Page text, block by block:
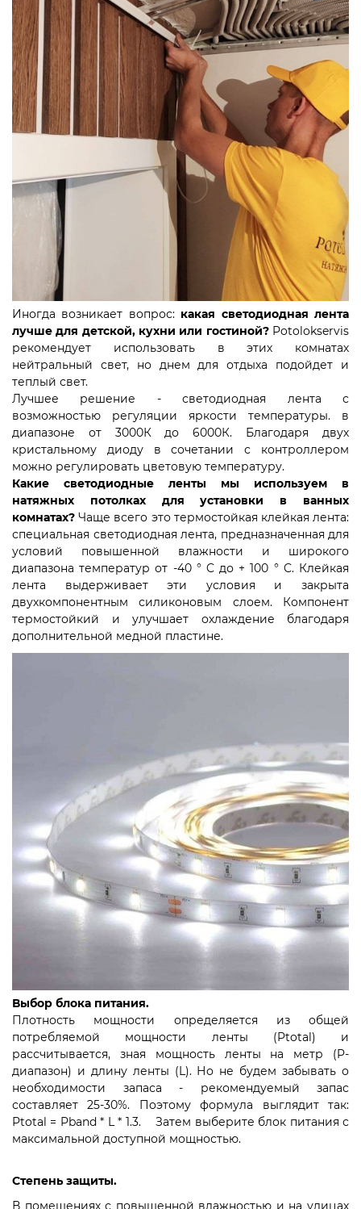
Иногда возникает вопрос: какая светодиодная лента
лучше для детской, кухни или гостиной?Potolokservis
рекомендует использовать в этих комнатах
нейтральный свет, но днем для отдыха подойдет и
теплый свет.
Лучшее решение - светодиодная лента с
возможностью регуляции яркости температуры. в
диапазоне от 3000К до 6000К. Благодаря двух
кристальному диоду в сочетании с контроллером
можно регулировать цветовую температуру.
Какие светодиодные ленты мы используем в
натяжных потолках для установки в ванных
комнатах? Чаще всего это термостойкая клейкая лента:
специальная светодиодная лента, предназначенная для
условий повышенной влажности и широкого
диапазона температур от -40 ° C до + 100 ° C. Клейкая
лента выдерживает эти условия и закрыта
двухкомпонентным силиконовым слоем. Компонент
термостойкий и улучшает охлаждение благодаря
дополнительной медной пластине. ⠀
Выбор блока питания.
Плотность мощности определяется из общей
потребляемой мощности ленты (Ptotal) и
рассчитывается, зная мощность ленты на метр (P-
диапазон) и длину ленты (L). Но не будем забывать о
необходимости запаса - рекомендуемый запас
составляет 25-30%. Поэтому формула выглядит так:
Ptotal = Pband * L * 1.3. ⠀ Затем выберите блок питания с
максимальной доступной мощностью.
Степень защиты.
В помещениях с повышенной влажностью и на улицах